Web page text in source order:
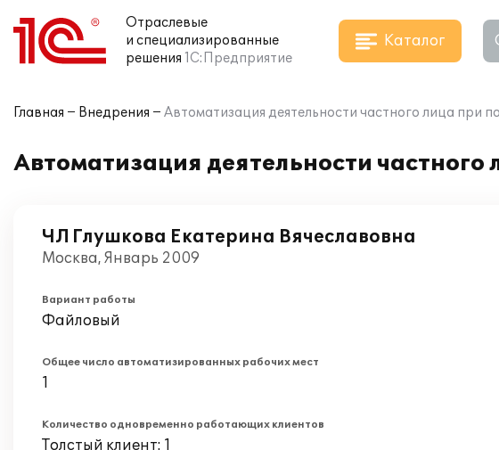
Отраслевые
и специализированные
решения 1С:Предприятие
Каталог
Главная Внедрения Автоматизация деятельности частного лица
Автоматизация деятельности
ЧЛ Глушкова Екатерина Вячеславовна
Москва, Январь 2009
Вариант работы
Файловый
Общее число автоматизированных рабочих мест
1
Количество одновременно работающих клиентов
Толстый клиент: 1